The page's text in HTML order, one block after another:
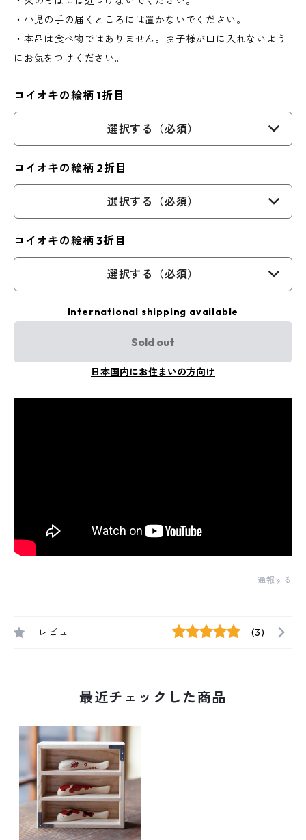
・小児の手の届くところには置かないでください。
・本品は食べ物ではありません。お子様が口に入れないよう
にお気をつけください。
コイオキの絵柄 1折目
選択する（必須）
コイオキの絵柄 2折目
選択する（必須）
コイオキの絵柄 3折目
選択する（必須）
International shipping available
Sold out
日本国内にお住まいの方向け
通報する
レビュー (3)
最近チェックした商品